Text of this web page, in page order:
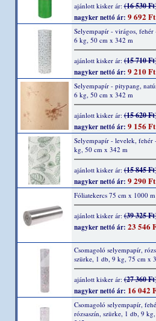
ajánlott kisker ár:(16 530
nagyker nettó ár: 9 692 Ft
Selyempapír - virágos, fehér
6 kg, 50 cm x 342 m
ajánlott kisker ár:(15 710
nagyker nettó ár: 9 210 Ft
Selyempapír - pitypang,
6 kg, 50 cm x 342 m
ajánlott kisker ár:(15 620
nagyker nettó ár: 9 156 Ft
Selyempapír - levelek, fehér
kg, 50 cm x 342 m
ajánlott kisker ár:(15 845
nagyker nettó ár: 9 290 Ft
Fóliatekercs 75 cm x 1000 m
ajánlott kisker ár:(39 325
nagyker nettó ár: 23 546
Csomagoló selyempapír,
szürke, 1 db, 9 kg, 75 cm x
ajánlott kisker ár:(27 360
nagyker nettó ár: 16 042
Csomagoló selyempapír,
rózsaszín, szürke, 1 db, 9